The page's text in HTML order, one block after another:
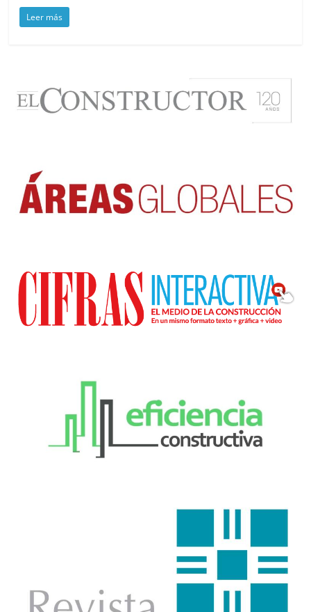
Leer más